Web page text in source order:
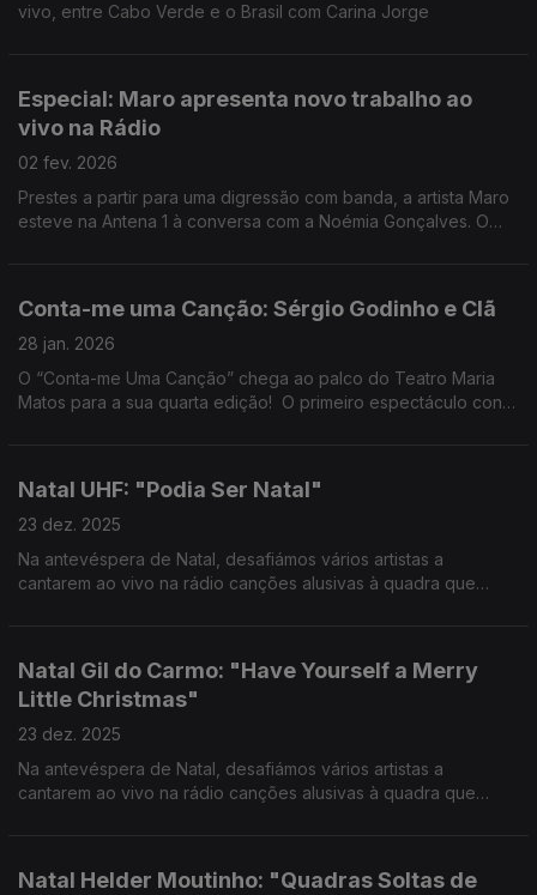
vivo, entre Cabo Verde e o Brasil com Carina Jorge
Especial: Maro apresenta novo trabalho ao
vivo na Rádio
02 fev. 2026
Prestes a partir para uma digressão com banda, a artista Maro
esteve na Antena 1 à conversa com a Noémia Gonçalves. O
Conta-me uma Canção: Sérgio Godinho e Clã
28 jan. 2026
O “Conta-me Uma Canção” chega ao palco do Teatro Maria
Matos para a sua quarta edição! O primeiro espectáculo conta
Natal UHF: "Podia Ser Natal"
23 dez. 2025
Na antevéspera de Natal, desafiámos vários artistas a
cantarem ao vivo na rádio canções alusivas à quadra que
Natal Gil do Carmo: "Have Yourself a Merry
Little Christmas"
23 dez. 2025
Na antevéspera de Natal, desafiámos vários artistas a
cantarem ao vivo na rádio canções alusivas à quadra que
Natal Helder Moutinho: "Quadras Soltas de